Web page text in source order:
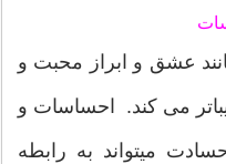
عشق و ابراز محبت و
می کند. احساسات و
میتواند به رابطه